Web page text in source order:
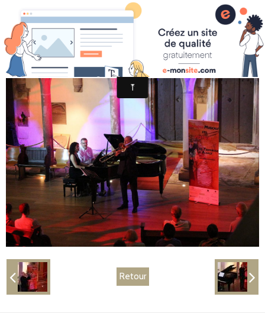
Jacques Mauger/Site officiel
Page d'accueil
News
Photos
Vidéos
Biographie
CD
Instrument
Agenda
Espace Presse
Partenaires
4
Retour